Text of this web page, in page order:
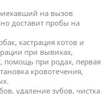
на вызов
доставит пробы на
кастрация котов и
при вывихах,
помощь при родах, первая
кровотечения,
удаление зубов, чистка